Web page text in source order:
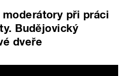
při práci
Budějovický
dveře